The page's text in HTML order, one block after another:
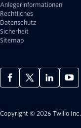
Anlegerinformationen
Rechtliches
Datenschutz
Sicherheit
Sitemap
Copyright © 2026 Twilio Inc.